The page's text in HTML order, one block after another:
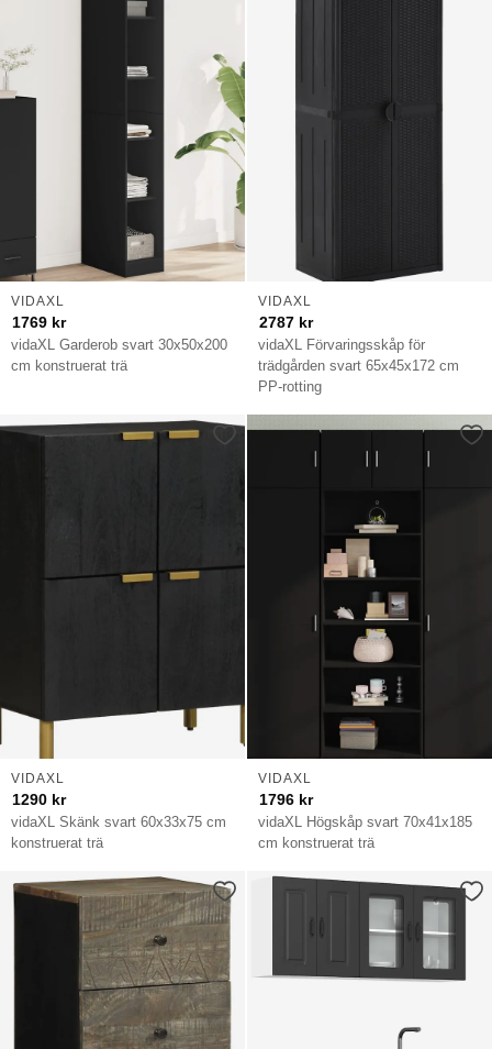
vidaXL Garderob svart 30x50x200
cm konstruerat trä
VIDAXL
1769 kr
vidaXL Förvaringsskåp för
trädgården svart 65x45x172 cm
PP-rotting
VIDAXL
2787 kr
vidaXL Skänk svart 60x33x75 cm
konstruerat trä
VIDAXL
1290 kr
vidaXL Högskåp svart 70x41x185
cm konstruerat trä
VIDAXL
1796 kr